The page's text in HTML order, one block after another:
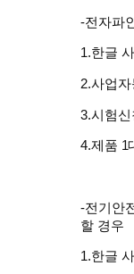
-전자파
1.한글
2.사업
3.시험신
4.제품 1
-전기안
할 경우
1.한글